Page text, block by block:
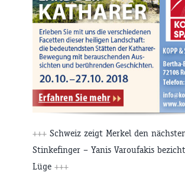
+++ Schweiz zeigt Merkel den
Stinkefinger – Yanis Varoufakis
Lüge +++